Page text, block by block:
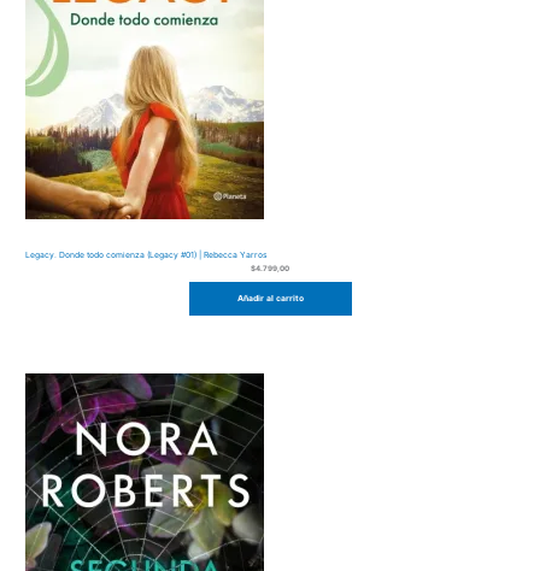
Legacy. Donde todo comienza (Legacy #01) | Rebecca Yarros
$4.799,00
Añadir al carrito